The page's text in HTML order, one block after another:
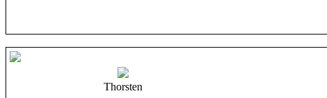
Thorsten